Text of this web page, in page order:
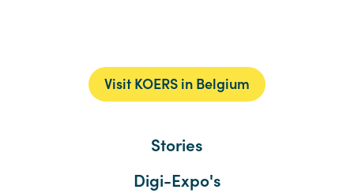
Visit KOERS in Belgium
Stories
Digi-Expo's